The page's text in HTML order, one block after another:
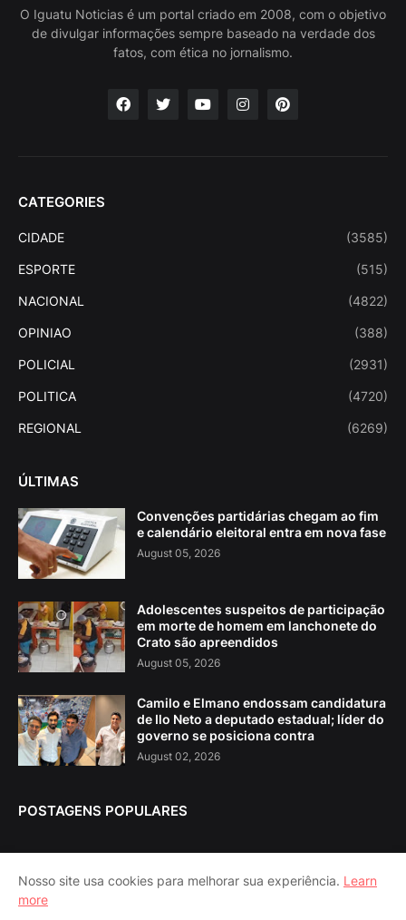
O Iguatu Noticias é um portal criado em 2008, com o objetivo
de divulgar informações sempre baseado na verdade dos
fatos, com ética no jornalismo.
CATEGORIES
CIDADE (3585)
ESPORTE (515)
NACIONAL (4822)
OPINIAO (388)
POLICIAL (2931)
POLITICA (4720)
REGIONAL (6269)
ÚLTIMAS
Convenções partidárias chegam ao fim
e calendário eleitoral entra em nova fase
August 05, 2026
Adolescentes suspeitos de participação
em morte de homem em lanchonete do
Crato são apreendidos
August 05, 2026
Camilo e Elmano endossam candidatura
de Ilo Neto a deputado estadual; líder do
governo se posiciona contra
August 02, 2026
POSTAGENS POPULARES
Nosso site usa cookies para melhorar sua experiência. Learn
more